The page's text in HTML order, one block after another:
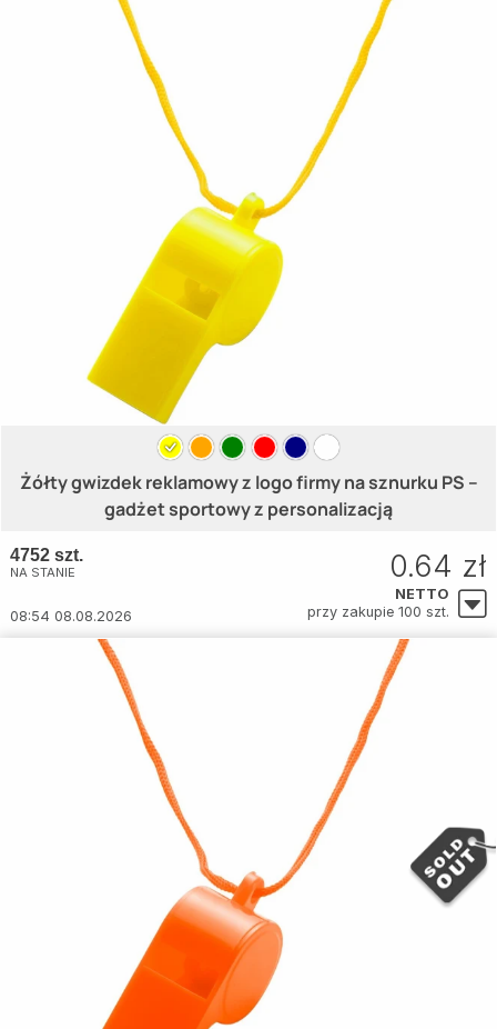
Żółty gwizdek reklamowy z logo firmy na sznurku PS –
gadżet sportowy z personalizacją
4752 szt.
NA STANIE
08:54 08.08.2026
0.64 zł
NETTO
przy zakupie 100 szt.